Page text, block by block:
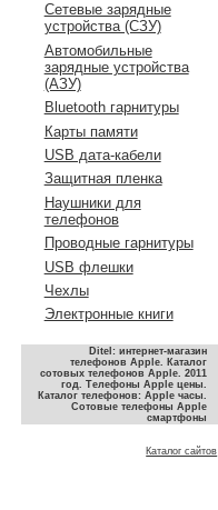
Сетевые зарядные
устройства (СЗУ)
Автомобильные
зарядные устройства
(АЗУ)
Bluetooth гарнитуры
Карты памяти
USB дата-кабели
Защитная пленка
Наушники для
телефонов
Проводные гарнитуры
USB флешки
Чехлы
Электронные книги
Ditel: интернет-магазин
телефонов Apple. Каталог
сотовых телефонов Apple. 2011
год. Телефоны Apple цены.
Каталог телефонов: Apple часы.
Сотовые телефоны Apple
смартфоны
Каталог сайтов